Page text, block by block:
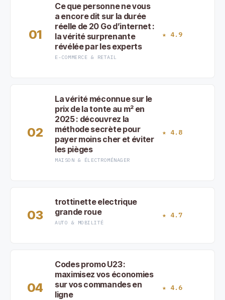
01
Ce que personne ne vous
a encore dit sur la durée
réelle de 20 Go d’internet :
la vérité surprenante
révélée par les experts
E-COMMERCE & RETAIL
★ 4.9
02
La vérité méconnue sur le
prix de la tonte au m² en
2025 : découvrez la
méthode secrète pour
payer moins cher et éviter
les pièges
MAISON & ÉLECTROMÉNAGER
★ 4.8
03
trottinette electrique
grande roue
AUTO & MOBILITÉ
★ 4.7
04
Codes promo U23 :
maximisez vos économies
sur vos commandes en
ligne
★ 4.6